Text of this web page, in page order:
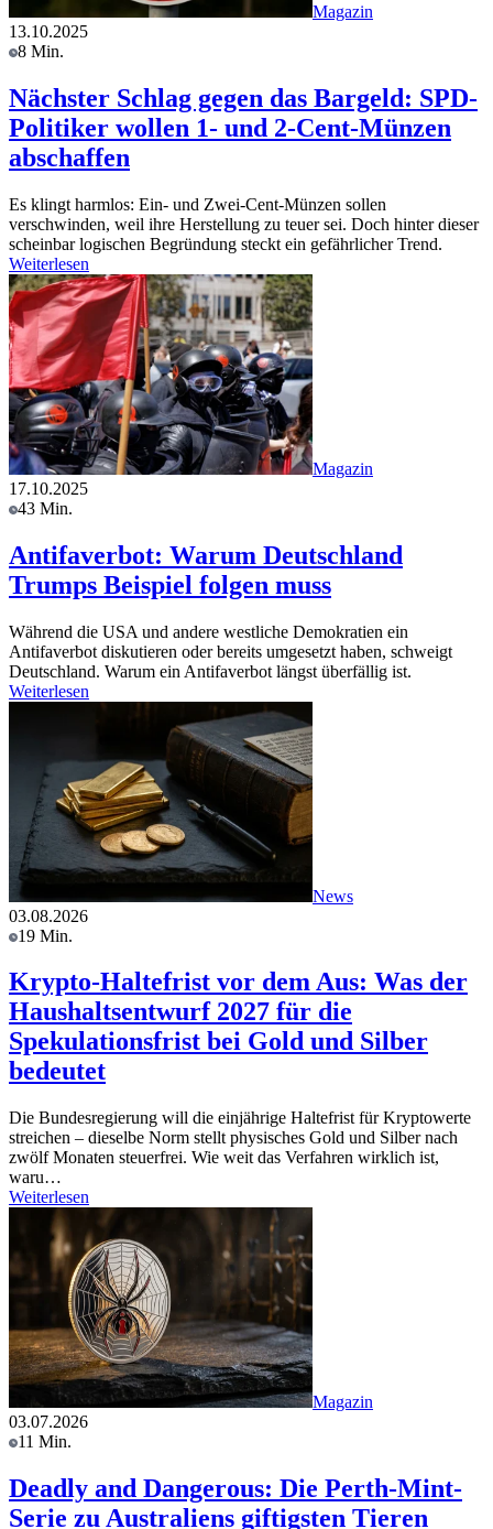
Magazin
13.10.2025
8 Min.
Nächster Schlag gegen das Bargeld: SPD-
Politiker wollen 1- und 2-Cent-Münzen
abschaffen
Es klingt harmlos: Ein- und Zwei-Cent-Münzen sollen
verschwinden, weil ihre Herstellung zu teuer sei. Doch hinter dieser
scheinbar logischen Begründung steckt ein gefährlicher Trend.
Weiterlesen
Magazin
17.10.2025
43 Min.
Antifaverbot: Warum Deutschland
Trumps Beispiel folgen muss
Während die USA und andere westliche Demokratien ein
Antifaverbot diskutieren oder bereits umgesetzt haben, schweigt
Deutschland. Warum ein Antifaverbot längst überfällig ist.
Weiterlesen
News
03.08.2026
19 Min.
Krypto-Haltefrist vor dem Aus: Was der
Haushaltsentwurf 2027 für die
Spekulationsfrist bei Gold und Silber
bedeutet
Die Bundesregierung will die einjährige Haltefrist für Kryptowerte
streichen – dieselbe Norm stellt physisches Gold und Silber nach
zwölf Monaten steuerfrei. Wie weit das Verfahren wirklich ist,
waru…
Weiterlesen
Magazin
03.07.2026
11 Min.
Deadly and Dangerous: Die Perth-Mint-
Serie zu Australiens giftigsten Tieren